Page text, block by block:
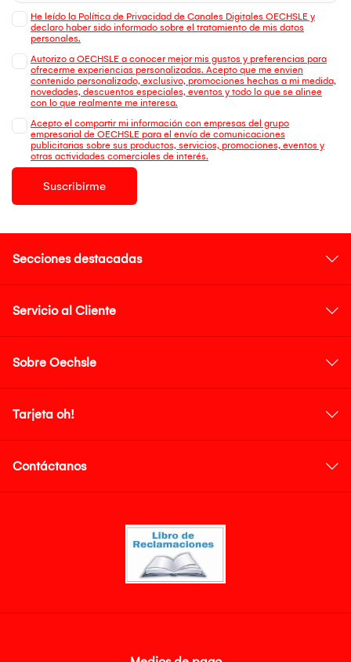
He leído la Política de Privacidad de Canales Digitales OECHSLE y
declaro haber sido informado sobre el tratamiento de mis datos
personales.
Autorizo a OECHSLE a conocer mejor mis gustos y preferencias para
ofrecerme experiencias personalizadas. Acepto que me envien
contenido personalizado, exclusivo, promociones hechas a mi medida,
novedades, descuentos especiales, eventos y todo lo que se alinee
con lo que realmente me interesa.
Acepto el compartir mi información con empresas del grupo
empresarial de OECHSLE para el envío de comunicaciones
publicitarias sobre sus productos, servicios, promociones, eventos y
otras actividades comerciales de interés.
Suscribirme
Secciones destacadas
Servicio al Cliente
Sobre Oechsle
Tarjeta oh!
Contáctanos